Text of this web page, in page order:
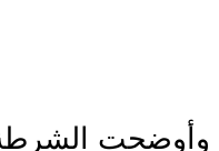
وأوضحت